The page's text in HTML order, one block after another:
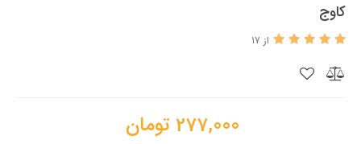
کاوج
از 17
277,000 تومان